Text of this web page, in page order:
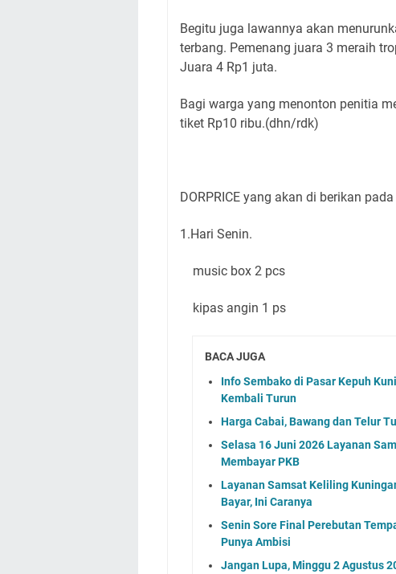
Begitu juga lawannya akan
terbang. Pemenang juara 3 meraih
Juara 4 Rp1 juta.
Bagi warga yang menonton penitia
tiket Rp10 ribu.(dhn/rdk)
DORPRICE yang akan di berikan
1.Hari Senin.
music box 2 pcs
kipas angin 1 ps
BACA JUGA
Info Sembako di Pasar Kepuh
Kembali Turun
Harga Cabai, Bawang dan Telur
Selasa 16 Juni 2026 Layanan
Membayar PKB
Layanan Samsat Keliling
Bayar, Ini Caranya
Senin Sore Final Perebutan
Punya Ambisi
Jangan Lupa, Minggu 2 Agustus